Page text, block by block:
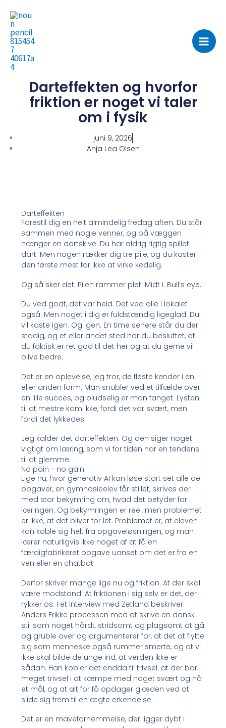
indholdet
Darteffekten og hvorfor
friktion er noget vi taler
om i fysik
juni 9, 2026
Anja Lea Olsen
Darteffekten
Forestil dig en helt almindelig fredag aften. Du står
sammen med nogle venner, og på væggen
hænger en dartskive. Du har aldrig rigtig spillet
dart. Men nogen rækker dig tre pile, og du kaster
den første mest for ikke at virke kedelig.
Og så sker det. Pilen rammer plet. Midt i. Bull’s eye.
Du ved godt, det var held. Det ved alle i lokalet
også. Men noget i dig er fuldstændig ligeglad. Du
vil kaste igen. Og igen. En time senere står du der
stadig, og et eller andet sted har du besluttet, at
du faktisk er ret god til det her og at du gerne vil
blive bedre.
Det er en oplevelse, jeg tror, de fleste kender i en
eller anden form. Man snubler ved et tilfælde over
en lille succes, og pludselig er man fanget. Lysten
til at mestre kom ikke, fordi det var svært, men
fordi det lykkedes.
Jeg kalder det darteffekten. Og den siger noget
vigtigt om læring, som vi for tiden har en tendens
til at glemme.
No pain - no gain
Lige nu, hvor generativ AI kan løse stort set alle de
opgaver, en gymnasieelev får stillet, skrives der
med stor bekymring om, hvad det betyder for
læringen. Og bekymringen er reel, men problemet
er ikke, at det bliver for let. Problemet er, at eleven
kan koble sig helt fra opgaveløsningen, og man
lærer naturligvis ikke noget af at få en
færdigfabrikeret opgave uanset om det er fra en
ven eller en chatbot.
Derfor skriver mange lige nu og friktion. At der skal
være modstand. At friktionen i sig selv er det, der
rykker os. I et interview med Zetland beskriver
Anders Frikke processen med at skrive en dansk
stil som noget hårdt, stridsomt og plagsomt at gå
og gruble over og argumenterer for, at det at flytte
sig som menneske også rummer smerte, og at vi
ikke skal bilde de unge ind, at verden ikke er
sådan. Han kobler det endda til trivsel: at der bor
meget trivsel i at kæmpe med noget svært og nå
et mål, og at alt for få opdager glæden ved at
slide sig frem til en ægte erkendelse.
Det er en mavefornemmelse, der ligger dybt i